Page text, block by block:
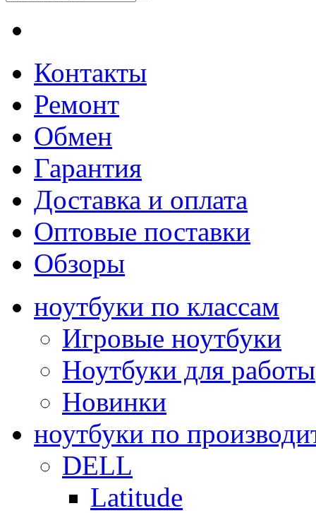
Контакты
Ремонт
Обмен
Гарантия
Доставка и оплата
Оптовые поставки
Обзоры
ноутбуки по классам
Игровые ноутбуки
Ноутбуки для работы
Новинки
ноутбуки по
DELL
Latitude